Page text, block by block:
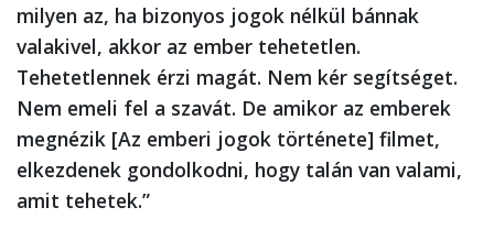
milyen az, ha bizonyos jogok nélkül bánnak
valakivel, akkor az ember tehetetlen.
Tehetetlennek érzi magát. Nem kér segítséget.
Nem emeli fel a szavát. De amikor az emberek
megnézik [Az emberi jogok története] filmet,
elkezdenek gondolkodni, hogy talán van valami,
amit tehetek.”